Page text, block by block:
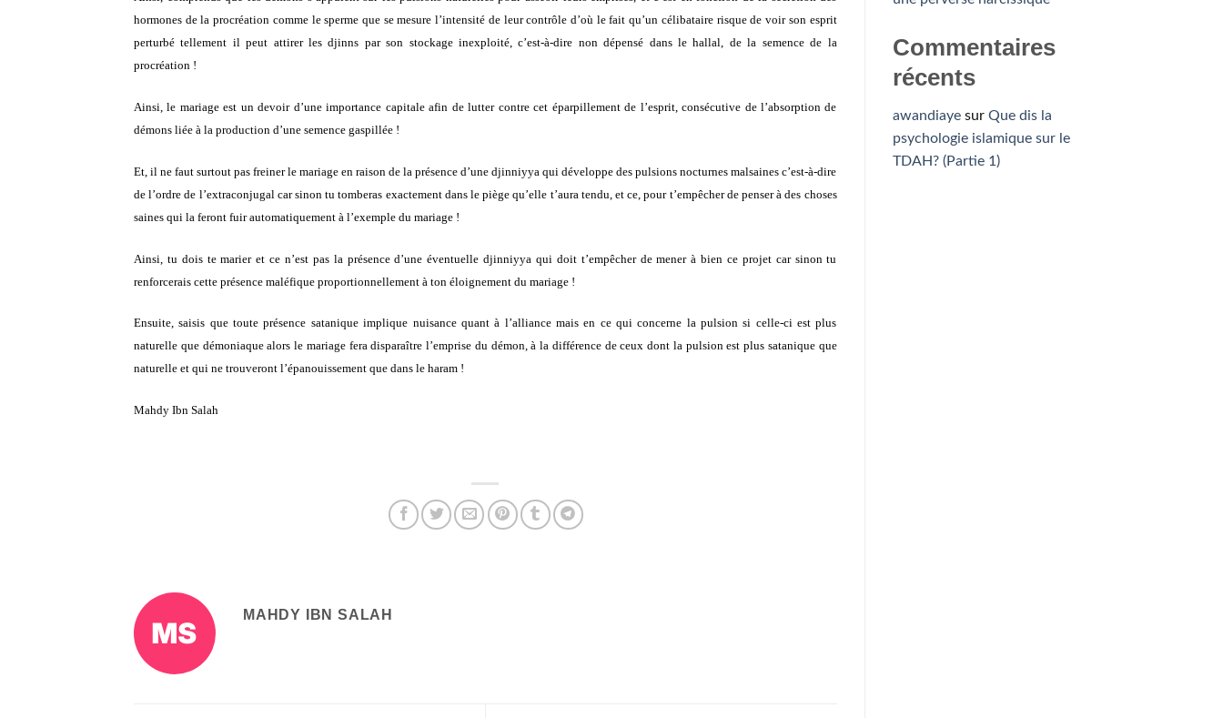
hormones de la procréation comme le sperme que se mesure l’intensité de leur contrôle d’où le fait qu’un célibataire risque de voir son esprit
perturbé tellement il peut attirer les djinns par son stockage inexploité, c’est-à-dire non dépensé dans le hallal, de la semence de la
procréation !
Ainsi, le mariage est un devoir d’une importance capitale afin de lutter contre cet éparpillement de l’esprit, consécutive de l’absorption de
démons liée à la production d’une semence gaspillée !
Et, il ne faut surtout pas freiner le mariage en raison de la présence d’une djinniyya qui développe des pulsions nocturnes malsaines c’est-à-dire
de l’ordre de l’extraconjugal car sinon tu tomberas exactement dans le piège qu’elle t’aura tendu, et ce, pour t’empêcher de penser à des choses
saines qui la feront fuir automatiquement à l’exemple du mariage !
Ainsi, tu dois te marier et ce n’est pas la présence d’une éventuelle djinniyya qui doit t’empêcher de mener à bien ce projet car sinon tu
renforcerais cette présence maléfique proportionnellement à ton éloignement du mariage !
Ensuite, saisis que toute présence satanique implique nuisance quant à l’alliance mais en ce qui concerne la pulsion si celle-ci est plus
naturelle que démoniaque alors le mariage fera disparaître l’emprise du démon, à la différence de ceux dont la pulsion est plus satanique que
naturelle et qui ne trouveront l’épanouissement que dans le haram !
Mahdy Ibn Salah
MAHDY IBN SALAH
Commentaires
récents
awandiayesur Que dis la
psychologie islamique sur le
TDAH? (Partie 1)